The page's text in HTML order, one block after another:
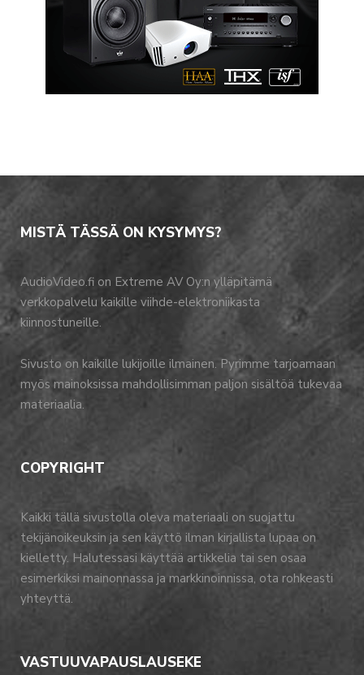
MISTÄ TÄSSÄ ON KYSYMYS?
AudioVideo.fi on Extreme AV Oy:n ylläpitämä
verkkopalvelu kaikille viihde-elektroniikasta
kiinnostuneille.
Sivusto on kaikille lukijoille ilmainen. Pyrimme tarjoamaan
myös mainoksissa mahdollisimman paljon sisältöä tukevaa
materiaalia.
COPYRIGHT
Kaikki tällä sivustolla oleva materiaali on suojattu
tekijänoikeuksin ja sen käyttö ilman kirjallista lupaa on
kielletty. Halutessasi käyttää artikkelia tai sen osaa
esimerkiksi mainonnassa ja markkinoinnissa, ota rohkeasti
yhteyttä.
VASTUUVAPAUSLAUSEKE